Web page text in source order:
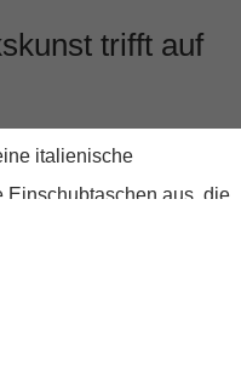
trifft auf
italienische
Einschubtaschen aus, die